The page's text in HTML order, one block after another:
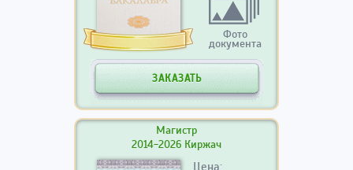
Фото
документа
ЗАКАЗАТЬ
Магистр
2014-2026 Киржач
Цена: